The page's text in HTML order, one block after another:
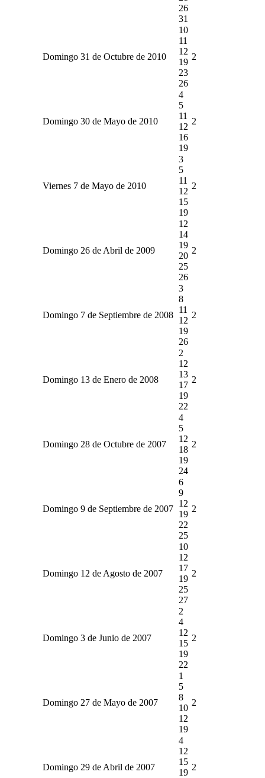
26
31
Domingo 31 de Octubre de 2010
10
11
12
19
23
26
2
Domingo 30 de Mayo de 2010
4
5
11
12
16
19
2
Viernes 7 de Mayo de 2010
3
5
11
12
15
19
2
Domingo 26 de Abril de 2009
12
14
19
20
25
26
2
Domingo 7 de Septiembre de 2008
3
8
11
12
19
26
2
Domingo 13 de Enero de 2008
2
12
13
17
19
22
2
Domingo 28 de Octubre de 2007
4
5
12
18
19
24
2
Domingo 9 de Septiembre de 2007
6
9
12
19
22
25
2
Domingo 12 de Agosto de 2007
10
12
17
19
25
27
2
Domingo 3 de Junio de 2007
2
4
12
15
19
22
2
Domingo 27 de Mayo de 2007
1
5
8
10
12
19
2
Domingo 29 de Abril de 2007
4
12
15
19
2